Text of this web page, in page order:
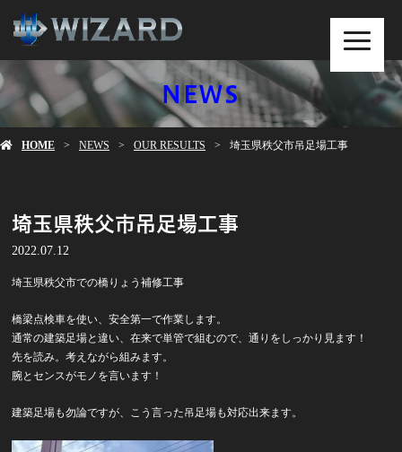
NEWS
HOME NEWS OUR RESULTS 埼玉県秩父市吊足場工事
埼玉県秩父市吊足場工事
2022.07.12
埼玉県秩父市での橋りょう補修工事
橋梁点検車を使い、安全第一で作業します。
通常の建築足場と違い、在来で単管で組むので、通りをしっかり見ます！
先を読み。考えながら組みます。
腕とセンスがモノを言います！
建築足場も勿論ですが、こう言った吊足場も対応出来ます。